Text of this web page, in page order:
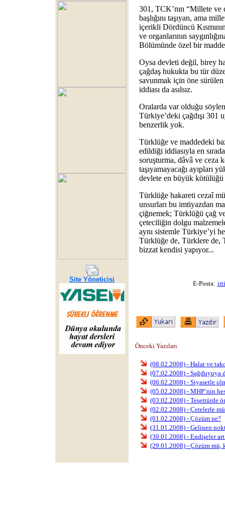
Site Yöneticisi
301, TCK’nın “Millete ve
başlığını taşıyan, ama
içerikli Dördüncü
ve organlarının
Bölümünde özel bir
Oysa devleti değil, birey
çağdaş hukukta bu tür
savunmak için öne sürülen
iddiası da asılsız.
Oralarda var olduğu
Türkiye’deki çağdışı 301
benzerlik yok.
Türklüğe ve maddedeki
edildiği iddiasıyla en
soruşturma, dâvâ ve ceza
taşıyamayacağı ayıpları
devlete en büyük kötülüğü
Türklüğe hakareti cezaî
unsurları bu imtiyazdan
çiğnemek; Türklüğü çağ
çeteciliğin dolgu
aynı sistemle Türkiye’yi
Türklüğe de, Türklere de,
bizzat kendisi yapıyor...
E-Posta:
Önceki Yazıları
(08.02.2008) - Halat ve
(07.02.2008) - Sağduyuya
(06.02.2008) - Siyasetle
(05.02.2008) - MHP’nin
(03.02.2008) - Tesettürde
(02.02.2008) - Çetelerle
(01.02.2008) - Çözüm ne?
(31.01.2008) - Gelinen
(30.01.2008) - Endişeler
(29.01.2008) - Çözüm mü,